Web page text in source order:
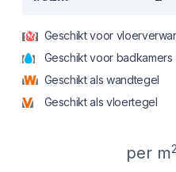
Geschikt voor
Geschikt voor badkamers
Geschikt als wandtegel
Geschikt als vloertegel
per m2